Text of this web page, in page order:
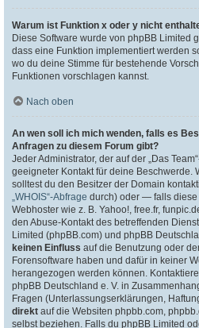
Warum ist Funktion x oder y nicht
Diese Software wurde von phpBB Limited
dass eine Funktion implementiert werden
wo du deine Stimme für bestehende
Funktionen vorschlagen kannst.
Nach oben
An wen soll ich mich wenden, falls es
Anfragen zu diesem Forum gibt?
Jeder Administrator, der auf der „Das
geeigneter Kontakt für deine Beschwerde.
solltest du den Besitzer der Domain
„WHOIS“-Abfrage durch) oder — falls diese
Webhoster wie z. B. Yahoo!, free.fr,
den Abuse-Kontakt des betreffenden
Limited (phpBB.com) und phpBB
keinen Einfluss auf die Benutzung oder
Forensoftware haben und dafür in keiner
herangezogen werden können.
phpBB Deutschland e. V. in
Fragen (Unterlassungserklärungen,
direkt auf die Websiten phpbb.com,
selbst beziehen. Falls du phpBB Limited